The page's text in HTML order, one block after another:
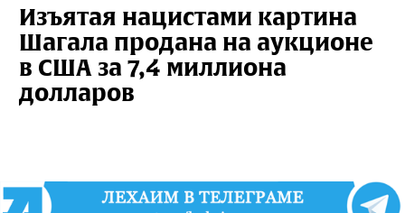
Изъятая нацистами картина
Шагала продана на аукционе
в США за 7,4 миллиона
долларов